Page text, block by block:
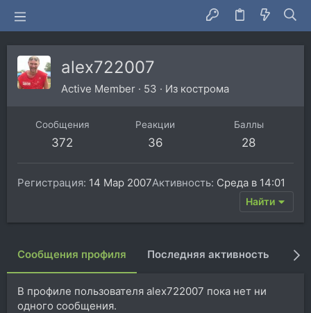
alex722007
Active Member · 53 · Из кострома
Сообщения
372
Реакции
36
Баллы
28
Регистрация 14 Мар 2007Активность Среда в 14:01
Найти
Сообщения профиля Последняя активность
В профиле пользователя alex722007 пока нет ни
одного сообщения.